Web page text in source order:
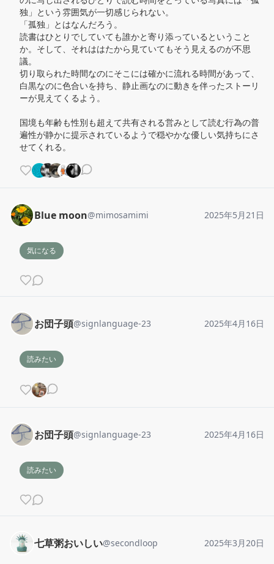
独」という雰囲気が一切感じられない。
「孤独」とはなんだろう。
読書はひとりでしていても誰かと寄り添っているということ
か。そして、それははたから見ていてもそう見えるのが不思
議。
切り取られた時間なのにそこには確かに流れる時間があって、
白黒なのに色合いを持ち、静止画なのに動きを伴ったストーリ
ーが見えてくるよう。
国境も年齢も性別も超えて共有される営みとして読む行為の普
遍性が静かに提示されているようで穏やかな優しい気持ちにさ
せてくれる。
Blue moon@mimosamimi 2025年5月21日
気になる
お団子頭@signlanguage-23 2025年4月16日
読みたい
お団子頭@signlanguage-23 2025年4月16日
読みたい
七草粥おいしい@secondloop 2025年3月20日